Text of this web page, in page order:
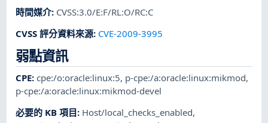
時間媒介: CVSS:3.0/E:F/RL:O/RC:C
CVSS 評分資料來源: CVE-2009-3995
弱點資訊
CPE:cpe:/o:oracle:linux:5, p-cpe:/a:oracle:linux:mikmod,
p-cpe:/a:oracle:linux:mikmod-devel
必要的 KB 項目: Host/local_checks_enabled,